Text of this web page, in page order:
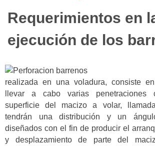
Requerimientos en
ejecución de los
realizada en una voladura, consiste
llevar a cabo varias penetraciones
superficie del macizo a volar,
tendrán una distribución y un
diseñados con el fin de producir el
y desplazamiento de parte del